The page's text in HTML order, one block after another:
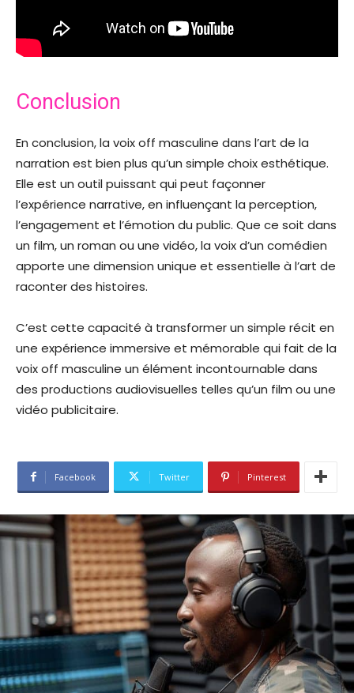
Conclusion
En conclusion, la voix off masculine dans l’art de la
narration est bien plus qu’un simple choix esthétique.
Elle est un outil puissant qui peut façonner
l’expérience narrative, en influençant la perception,
l’engagement et l’émotion du public. Que ce soit dans
un film, un roman ou une vidéo, la voix d’un comédien
apporte une dimension unique et essentielle à l’art de
raconter des histoires.
C’est cette capacité à transformer un simple récit en
une expérience immersive et mémorable qui fait de la
voix off masculine un élément incontournable dans
des productions audiovisuelles telles qu’un film ou une
vidéo publicitaire.
Facebook Twitter Pinterest